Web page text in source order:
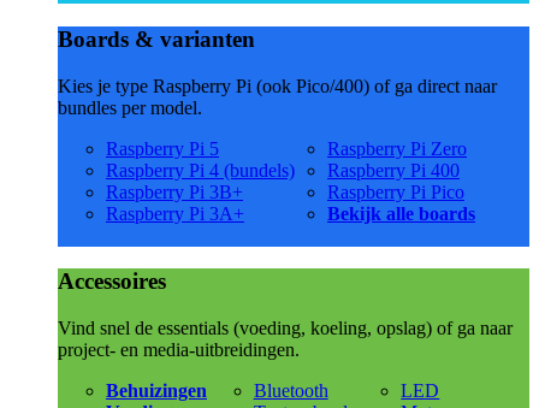
Boards & varianten
Kies je type Raspberry Pi (ook Pico/400) of ga direct naar
bundles per model.
Raspberry Pi 5
Raspberry Pi 4 (bundels)
Raspberry Pi 3B+
Raspberry Pi 3A+
Raspberry Pi Zero
Raspberry Pi 400
Raspberry Pi Pico
Bekijk alle boards
Accessoires
Vind snel de essentials (voeding, koeling, opslag) of ga naar
project- en media-uitbreidingen.
Behuizingen
Bluetooth
LED